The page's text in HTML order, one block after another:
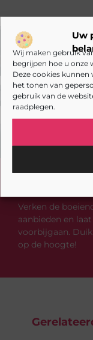
Uw
Wij maken gebruik
begrijpen hoe u onze
Deze cookies
het tonen van
gebruik van de
raadplegen.
Heb je
Verken de
aanbieden en
voorbijgaan.
op de hoogte!
VORIGE